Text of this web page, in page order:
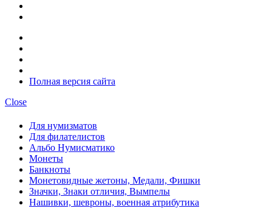
Полная версия сайта
Close
Для нумизматов
Для филателистов
Альбо Нумисматико
Монеты
Банкноты
Монетовидные жетоны, Медали, Фишки
Значки, Знаки отличия, Вымпелы
Нашивки, шевроны, военная атрибутика